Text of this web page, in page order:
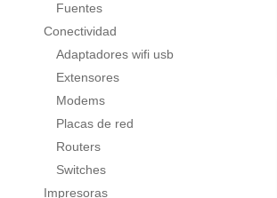
Fuentes
Conectividad
Adaptadores wifi usb
Extensores
Modems
Placas de red
Routers
Switches
Impresoras